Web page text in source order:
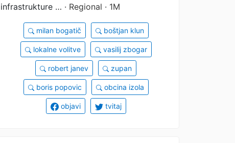
infrastrukture … · Regional · 1M
milan bogatič boštjan klun
lokalne volitve vasilij zbogar
robert janev zupan
boris popovic obcina izola
objavi tvitaj